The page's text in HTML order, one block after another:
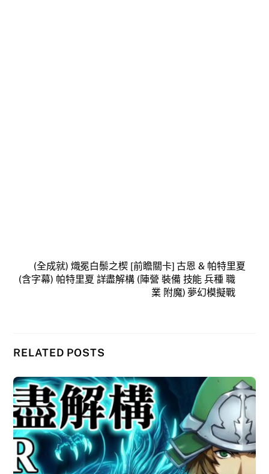
(全成就) 熾冕白鬃之楔 [前瞻關卡] 古恩 & 帕特里夏
(含字幕) 帕特里夏 詳盡解構 (陣營 裝備 技能 兵種 職
業 附魔) 夢幻模擬戰
RELATED POSTS